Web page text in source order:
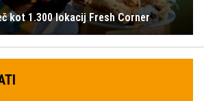
kot 1.300 lokacij Fresh Corner